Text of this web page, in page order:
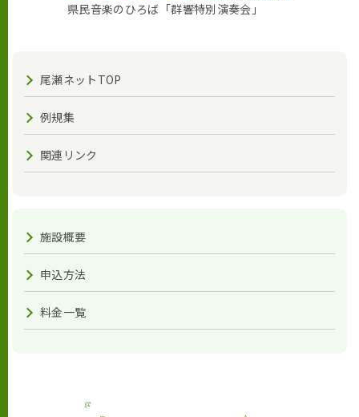
県民音楽のひろば「群響特別演奏会」
尾瀬ネットTOP
例規集
関連リンク
施設概要
申込方法
料金一覧